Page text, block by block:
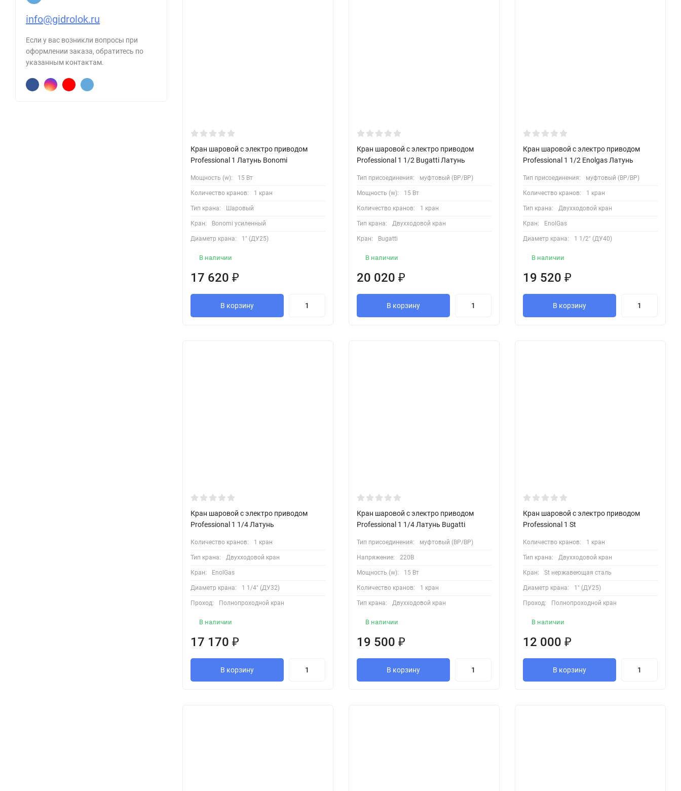
info@gidrolok.ru
Если у вас возникли вопросы при
оформлении заказа, обратитесь по
указанным контактам.
Кран шаровой с электро приводом
Professional 1 Латунь Bonomi
Мощность (w): 15 Вт
Количество кранов: 1 кран
Тип крана: Шаровый
Кран: Bonomi усиленный
Диаметр крана: 1" (ДУ25)
В наличии
17 620 ₽
В корзину
Кран шаровой с электро приводом
Professional 1 1/2 Bugatti Латунь
Тип присоединения: муфтовый (ВР/ВР)
Мощность (w): 15 Вт
Количество кранов: 1 кран
Тип крана: Двухходовой кран
Кран: Bugatti
В наличии
20 020 ₽
В корзину
Кран шаровой с электро приводом
Professional 1 1/2 Enolgas Латунь
Тип присоединения: муфтовый (ВР/ВР)
Количество кранов: 1 кран
Тип крана: Двухходовой кран
Кран: EnolGas
Диаметр крана: 1 1/2" (ДУ40)
В наличии
19 520 ₽
В корзину
Кран шаровой с электро приводом
Professional 1 1/4 Латунь
Количество кранов: 1 кран
Тип крана: Двухходовой кран
Кран: EnolGas
Диаметр крана: 1 1/4" (ДУ32)
Проход: Полнопроходной кран
В наличии
17 170 ₽
В корзину
Кран шаровой с электро приводом
Professional 1 1/4 Латунь Bugatti
Тип присоединения: муфтовый (ВР/ВР)
Напряжение: 220В
Мощность (w): 15 Вт
Количество кранов: 1 кран
Тип крана: Двухходовой кран
В наличии
19 500 ₽
В корзину
Кран шаровой с электро приводом
Professional 1 St
Количество кранов: 1 кран
Тип крана: Двухходовой кран
Кран: St нержавеющая сталь
Диаметр крана: 1" (ДУ25)
Проход: Полнопроходной кран
В наличии
12 000 ₽
В корзину